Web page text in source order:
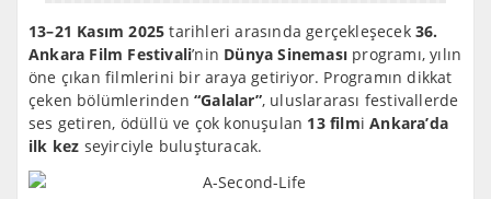
13–21 Kasım 2025 tarihleri arasında gerçekleşecek36.
Ankara Film Festivali’nin Dünya Sineması programı, yılın
öne çıkan filmlerini bir araya getiriyor. Programın dikkat
çeken bölümlerinden “Galalar”, uluslararası festivallerde
ses getiren, ödüllü ve çok konuşulan 13 filmiAnkara’da
ilk kez seyirciyle buluşturacak.